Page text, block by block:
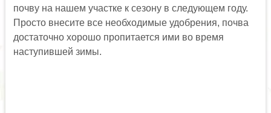
почву на нашем участке к сезону в следующем году.
Просто внесите все необходимые удобрения, почва
достаточно хорошо пропитается ими во время
наступившей зимы.